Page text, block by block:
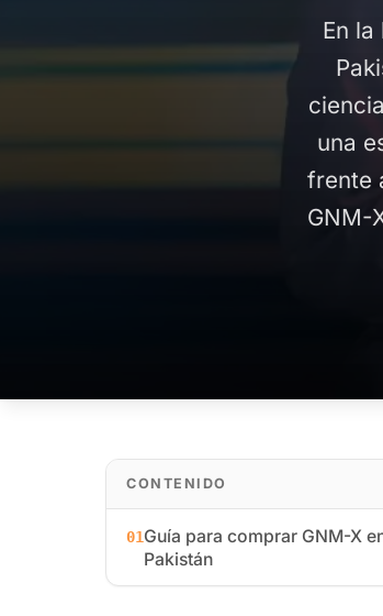
En
una
frente
GNM-
CONTENIDO
01Guía para comprar GNM-X
Pakistán